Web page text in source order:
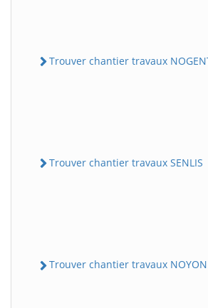
Trouver chantier travaux
Trouver chantier travaux SENLIS
Trouver chantier travaux NOYON